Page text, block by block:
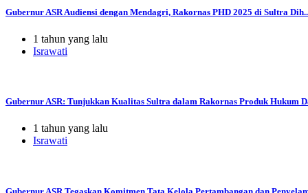
Gubernur ASR Audiensi dengan Mendagri, Rakornas PHD 2025 di Sultra
1 tahun yang lalu
Israwati
Gubernur ASR: Tunjukkan Kualitas Sultra dalam Rakornas Produk Hukum
1 tahun yang lalu
Israwati